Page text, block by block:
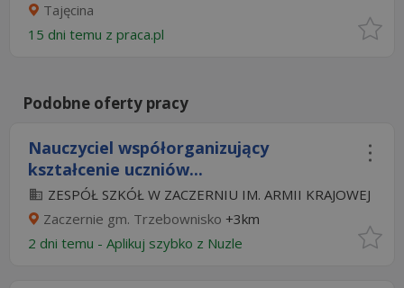
Tajęcina
15 dni temu z praca.pl
Podobne oferty pracy
Nauczyciel współorganizujący
kształcenie uczniów...
ZESPÓŁ SZKÓŁ W ZACZERNIU IM. ARMII KRAJOWEJ
Zaczernie gm. Trzebownisko +3km
2 dni temu - Aplikuj szybko z Nuzle